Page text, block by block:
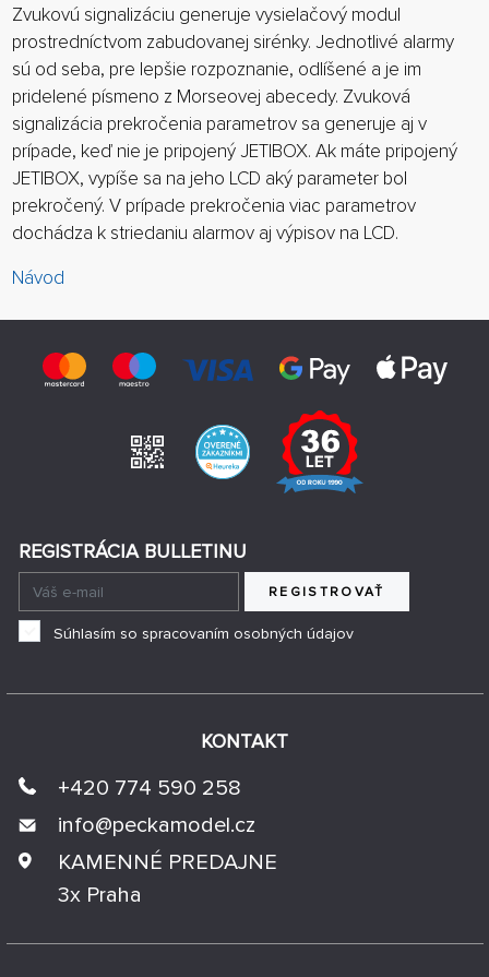
Zvukovú signalizáciu generuje vysielačový modul
prostredníctvom zabudovanej sirénky. Jednotlivé alarmy
sú od seba, pre lepšie rozpoznanie, odlíšené a je im
pridelené písmeno z Morseovej abecedy. Zvuková
signalizácia prekročenia parametrov sa generuje aj v
prípade, keď nie je pripojený JETIBOX. Ak máte pripojený
JETIBOX, vypíše sa na jeho LCD aký parameter bol
prekročený. V prípade prekročenia viac parametrov
dochádza k striedaniu alarmov aj výpisov na LCD.
Návod
KONTAKT
+420 774 590 258
info@peckamodel.cz
KAMENNÉ PREDAJNE
3x Praha
REGISTRÁCIA BULLETINU
REGISTROVAŤ
Súhlasím so spracovaním osobných údajov